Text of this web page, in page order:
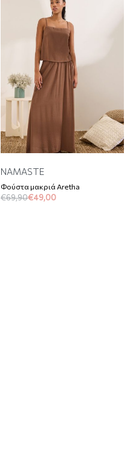
NAMASTE
Φούστα μακριά Aretha
€69,90€49,00